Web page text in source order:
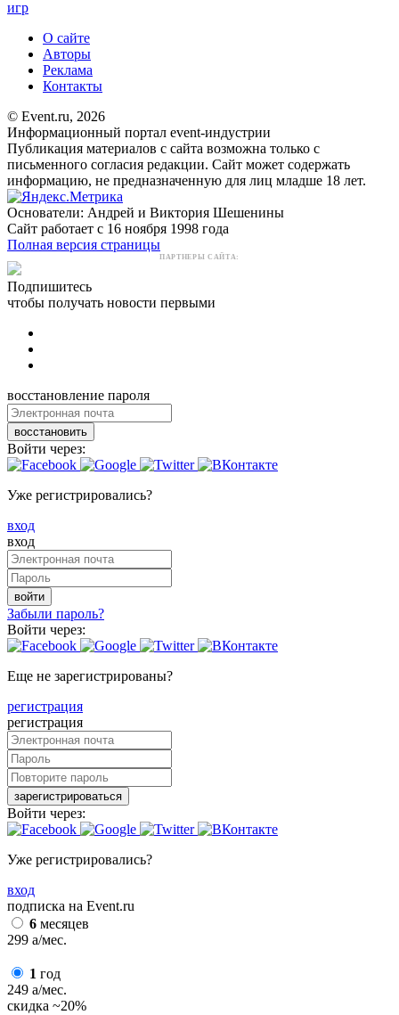
игр
О сайте
Авторы
Реклама
Контакты
© Event.ru, 2026
Информационный портал event-индустрии
Публикация материалов с сайта возможна только с
письменного согласия редакции. Сайт может содержать
информацию, не предназначенную для лиц младше 18 лет.
Основатели: Андрей и Виктория Шешенины
Сайт работает с 16 ноября 1998 года
Полная версия страницы
ПАРТНЕРЫ САЙТА:
Подпишитесь
чтобы получать новости первыми
восстановление пароля
восстановить
Войти через:
Уже регистрировались?
вход
вход
войти
Забыли пароль?
Войти через:
Еще не зарегистрированы?
регистрация
регистрация
зарегистрироваться
Войти через:
Уже регистрировались?
вход
подписка на Event.ru
6 месяцев
299 a/мес.
1 год
249 a/мес.
скидка ~20%